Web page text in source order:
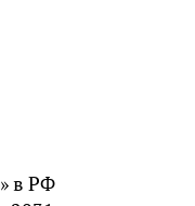
в РФ